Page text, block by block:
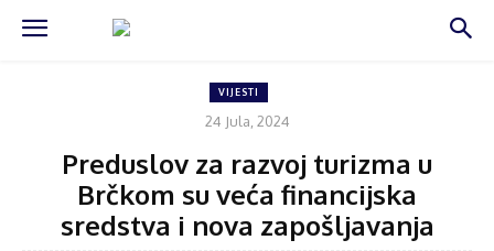
VIJESTI
24 Jula, 2024
Preduslov za razvoj turizma u
Brčkom su veća financijska
sredstva i nova zapošljavanja